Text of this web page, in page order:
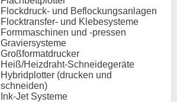
Flockdruck- und Beflockungsanlagen
Flocktransfer- und Klebesysteme
Formmaschinen und -pressen
Graviersysteme
Großformatdrucker
Heiß/Heizdraht-Schneidegeräte
Hybridplotter (drucken und
schneiden)
Ink-Jet Systeme